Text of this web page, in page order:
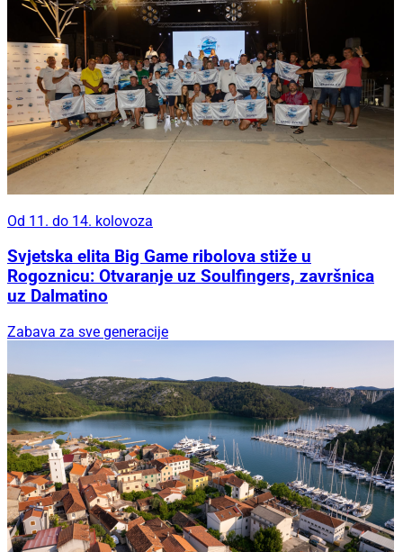
Od 11. do 14. kolovoza
Svjetska elita Big Game ribolova stiže u
Rogoznicu: Otvaranje uz Soulfingers, završnica
uz Dalmatino
Zabava za sve generacije